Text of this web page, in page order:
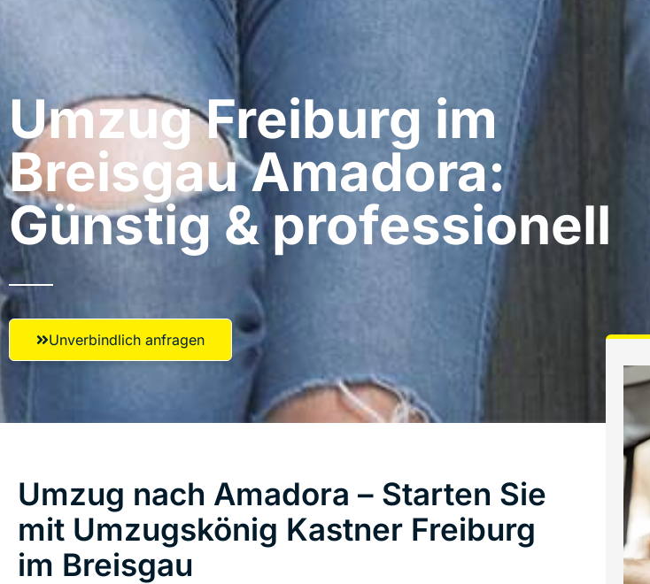
Umzug Freiburg im
Breisgau​ Amadora:
Günstig & professionell​
Unverbindlich anfragen
Umzug nach Amadora – Starten Sie
mit Umzugskönig Kastner Freiburg
im Breisgau